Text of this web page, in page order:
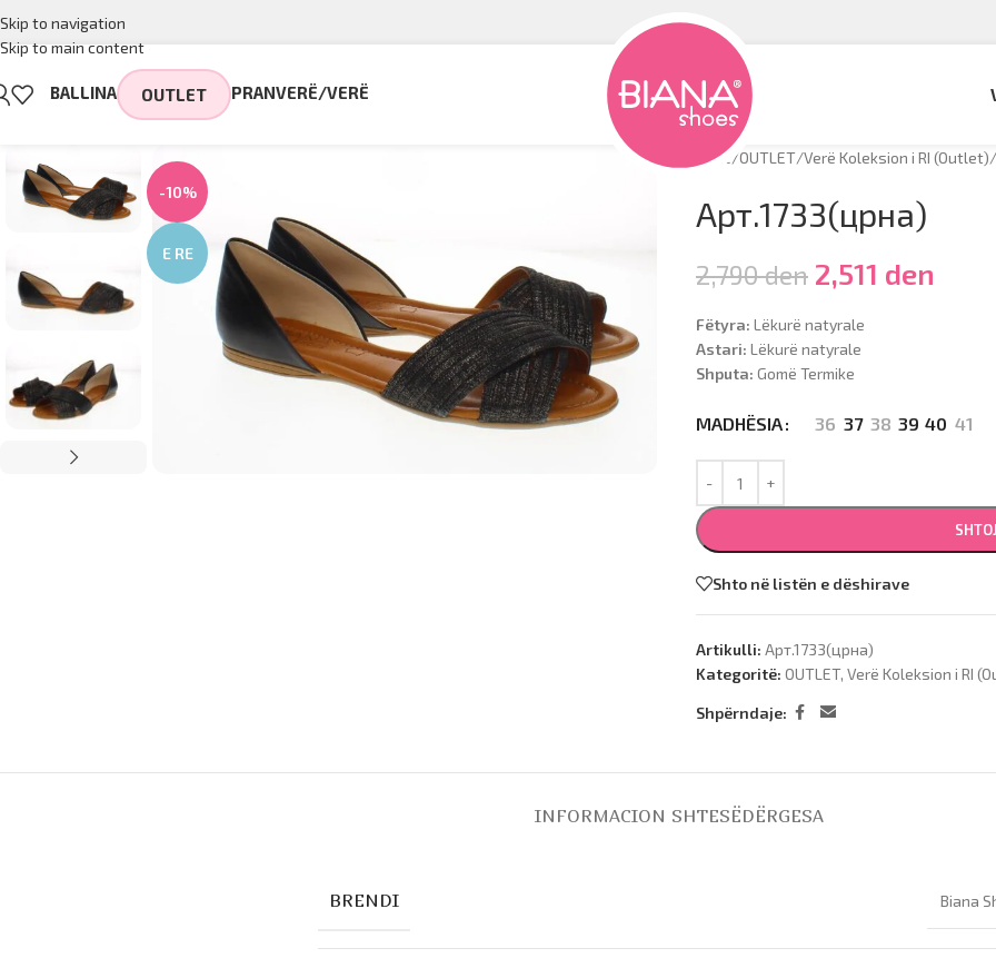
Skip to navigation
Skip to main content
BALLINA OUTLET PRANVERË/VERË
-10%
E RE
Hyrje /OUTLET/Verë Koleksion i RI (Outlet)/
Арт.1733(црна)
2,790den 2,511 den
Fëtyra: Lëkurë natyrale
Astari: Lëkurë natyrale
Shputa: Gomë Termike
MADHËSIA 36 37 38 39 40 41
Shto në listën e dëshirave
Artikulli: Арт.1733(црна)
Kategoritë: OUTLET, Verë Koleksion i RI
Shpërndaje:
INFORMACION SHTESËDËRGESA
BRENDI Biana